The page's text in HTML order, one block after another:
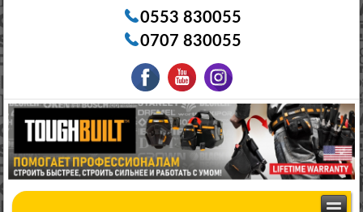
0553 830055
0707 830055